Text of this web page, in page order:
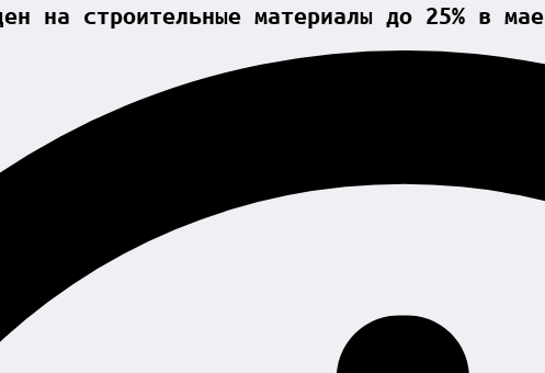
на строительные материалы до 25% в мае